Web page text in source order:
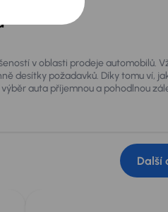
v oblasti prodeje automobilů.
desítky požadavků. Díky tomu ví,
auta příjemnou a pohodlnou
Další